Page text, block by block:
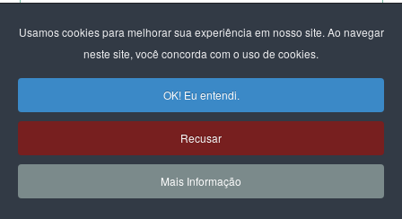
Usamos cookies para melhorar sua experiência em nosso site. Ao navegar
neste site, você concorda com o uso de cookies.
OK! Eu entendi.
Recusar
Mais Informação